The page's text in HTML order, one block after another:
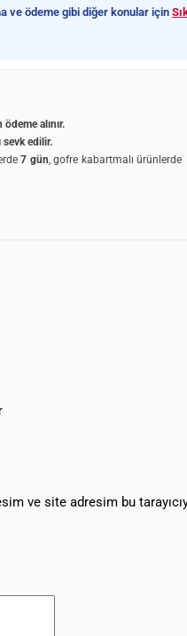
ve ödeme gibi diğer konular için
ödeme alınır.
sevk edilir.
7 gün, gofre kabartmalı ürünlerde
ve site adresim bu